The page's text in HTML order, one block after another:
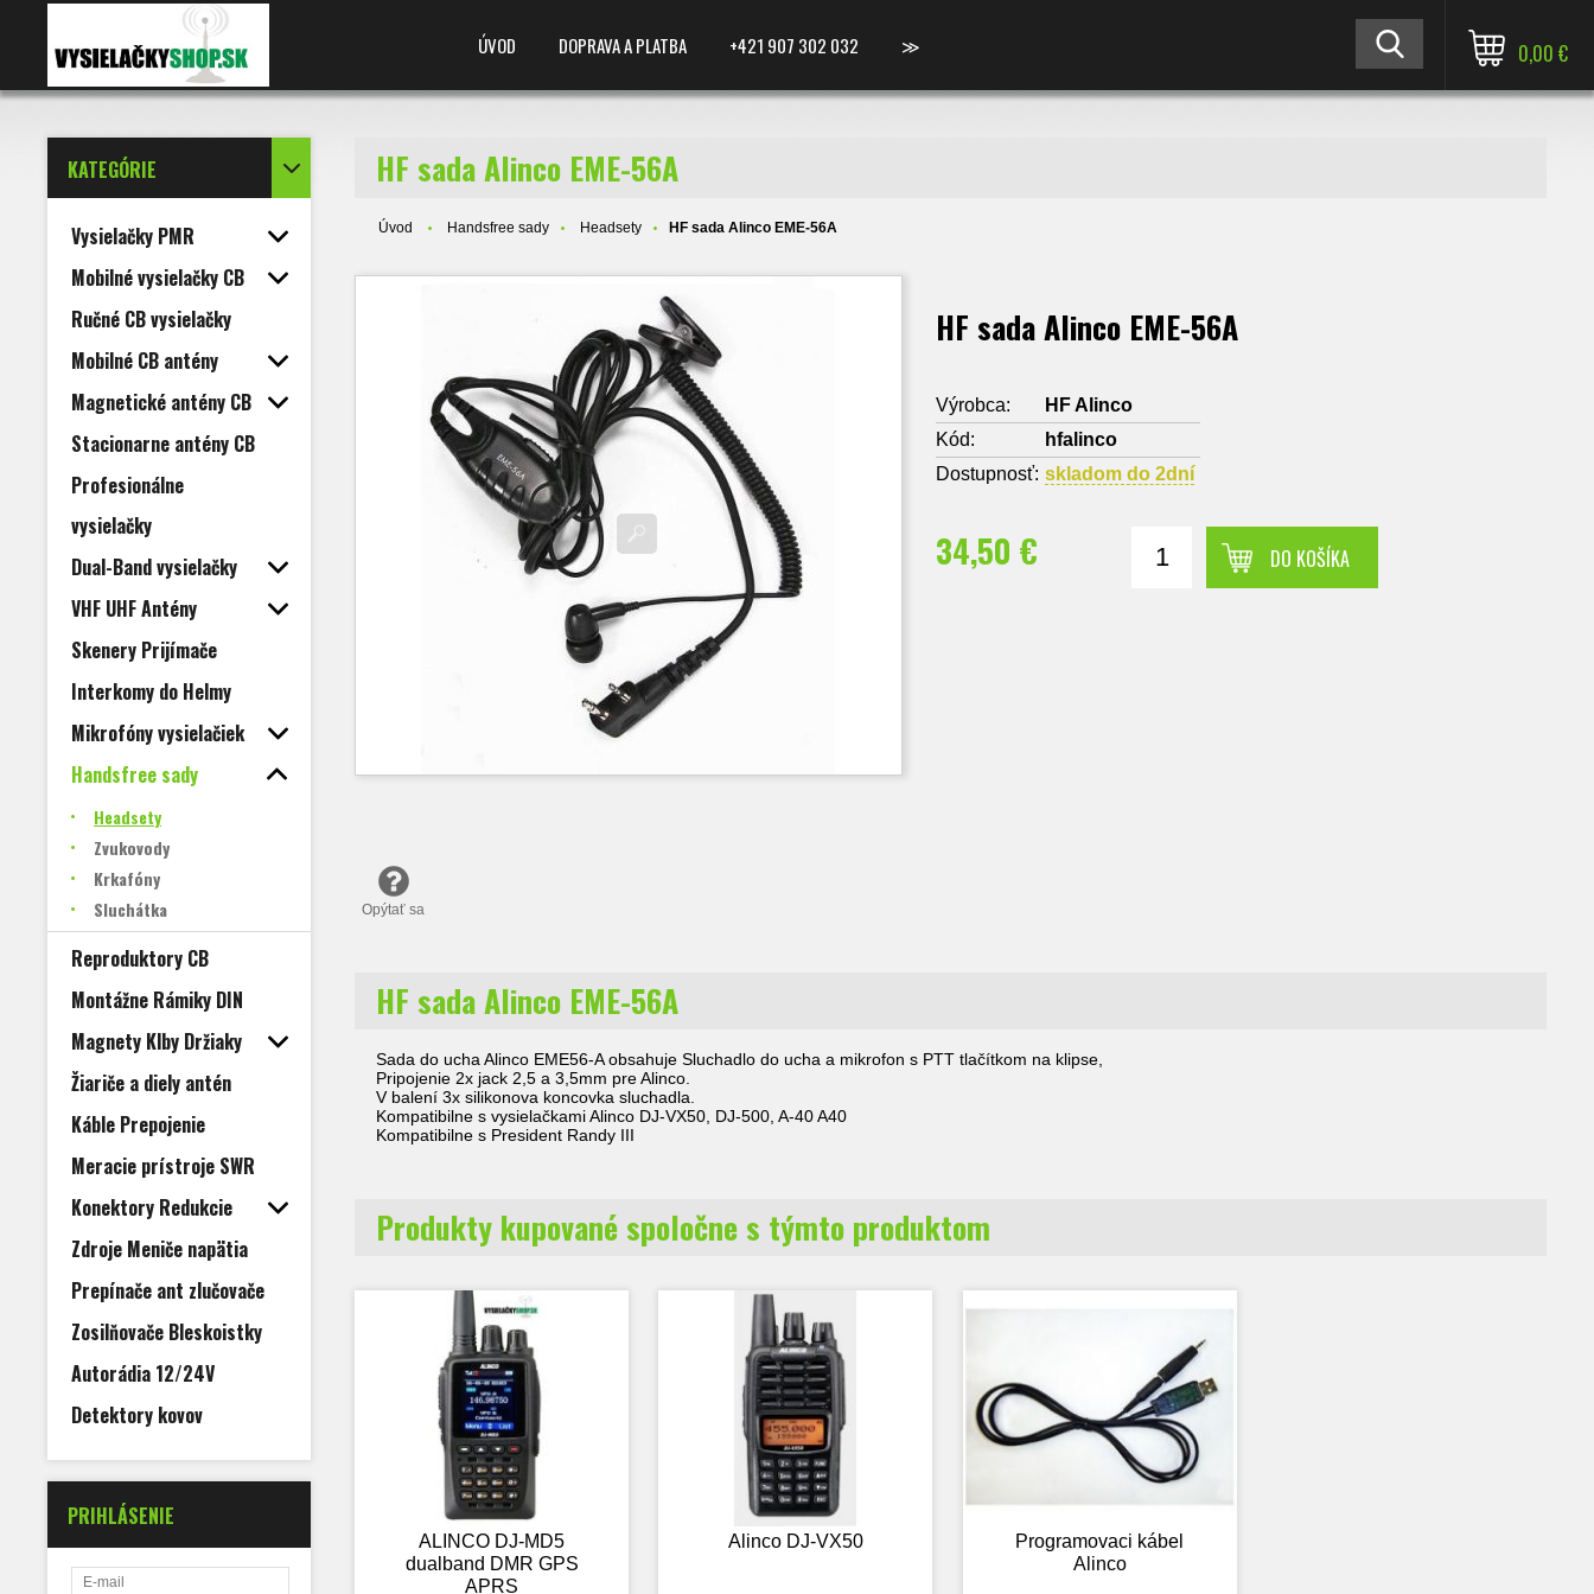
ÚVOD DOPRAVA A PLATBA +421 907 302 032 ≫ 0,00 €
KATEGÓRIE
Vysielačky PMR
Mobilné vysielačky CB
Ručné CB vysielačky
Mobilné CB antény
Magnetické antény CB
Stacionarne antény CB
Profesionálne
vysielačky
Dual-Band vysielačky
VHF UHF Antény
Skenery Prijímače
Interkomy do Helmy
Mikrofóny vysielačiek
Handsfree sady
Headsety
Zvukovody
Krkafóny
Sluchátka
Reproduktory CB
Montážne Rámiky DIN
Magnety Klby Držiaky
Žiariče a diely antén
Káble Prepojenie
Meracie prístroje SWR
Konektory Redukcie
Zdroje Meniče napätia
Prepínače ant zlučovače
Zosilňovače Bleskoistky
Autorádia 12/24V
Detektory kovov
PRIHLÁSENIE
HF sada Alinco EME-56A
Úvod Handsfree sady Headsety HF sada Alinco EME-56A
HF sada Alinco EME-56A
Výrobca:
HF Alinco
Kód:
hfalinco
Dostupnosť: skladom do 2dní
34,50 € DO KOŠÍKA
Opýtať sa
HF sada Alinco EME-56A
Sada do ucha Alinco EME56-A obsahuje Sluchadlo do ucha a mikrofon s PTT tlačítkom na klipse,
Pripojenie 2x jack 2,5 a 3,5mm pre Alinco.
V balení 3x silikonova koncovka sluchadla.
Kompatibilne s vysielačkami Alinco DJ-VX50, DJ-500, A-40 A40
Kompatibilne s President Randy III
Produkty kupované spoločne s týmto produktom
ALINCO DJ-MD5
dualband DMR GPS
APRS
Alinco DJ-VX50
Programovaci kábel
Alinco